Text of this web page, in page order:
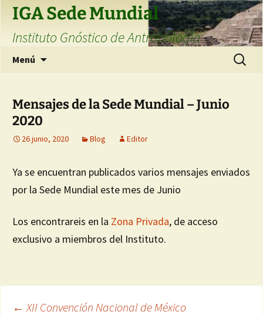
Saltar
contenido
IGA Sede Mundial
Instituto Gnóstico de Antropología
Menú Buscar:
Mensajes de la Sede Mundial – Junio
2020
26 junio, 2020 Blog Editor
Ya se encuentran publicados varios mensajes enviados
por la Sede Mundial este mes de Junio
Los encontrareis en la Zona Privada, de acceso
exclusivo a miembros del Instituto.
← XII Convención Nacional de México